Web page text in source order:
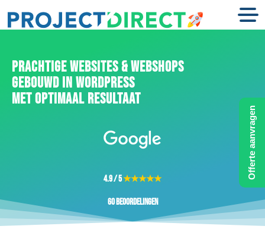
PRACHTIGE WEBSITES & WEBSHOPS
GEBOUWD IN WORDPRESS
MET OPTIMAAL RESULTAAT
4.9 / 5★★★★★
60 beoordelingen
Offerte aanvragen